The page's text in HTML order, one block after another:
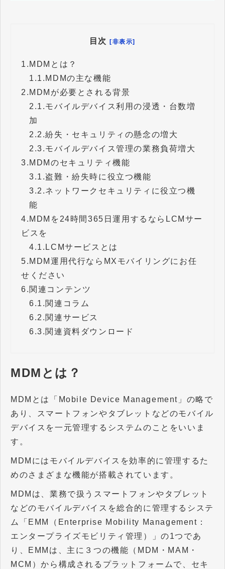
目次 [非表示]
1. MDMとは？
1.1. MDMの主な機能
2. MDMが必要とされる背景
2.1.モバイルデバイス利用の浸透・台数増
加
2.2.紛失・セキュリティの懸念の増大
2.3.モバイルデバイス管理の業務負荷増大
3. MDMのセキュリティ機能
3.1.盗難・紛失時に役立つ機能
3.2.ネットワークセキュリティに役立つ機
能
4. MDMを24時間365日運用するならLCMサー
ビスを
4.1. LCMサービスとは
5. MDM運用代行ならMXモバイリングにお任
せください
6.関連コンテンツ
6.1.関連コラム
6.2.関連サービス
6.3.関連資料ダウンロード
MDMとは？
MDMとは「Mobile Device Management」の略で
あり、スマートフォンやタブレットなどのモバイル
デバイスを一元管理するシステムのことをいいま
す。
MDMにはモバイルデバイスを効率的に管理するた
めのさまざまな機能が搭載されています。
MDMは、業務で扱うスマートフォンやタブレット
などのモバイルデバイスを総合的に管理するシステ
ム「EMM（Enterprise Mobility Management：
エンタープライズモビリティ管理）」の1つであ
り、EMMは、主に３つの機能（MDM・MAM・
MCM）から構成されるプラットフォームで、セキ